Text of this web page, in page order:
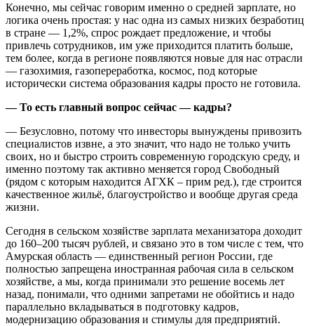
Конечно, мы сейчас говорим именно о средней зарплате, но
логика очень простая: у нас одна из самых низких безработиц
в стране — 1,2%, спрос рождает предложение, и чтобы
привлечь сотрудников, им уже приходится платить больше,
тем более, когда в регионе появляются новые для нас отрасли
— газохимия, газопереработка, космос, под которые
исторически система образования кадры просто не готовила.
— То есть главный вопрос сейчас — кадры?
— Безусловно, потому что инвесторы вынуждены привозить
специалистов извне, а это значит, что надо не только учить
своих, но и быстро строить современную городскую среду, и
именно поэтому так активно меняется город Свободный
(рядом с которым находится АГХК – прим ред.), где строится
качественное жильё, благоустройство и вообще другая среда
жизни.
Сегодня в сельском хозяйстве зарплата механизатора доходит
до 160–200 тысяч рублей, и связано это в том числе с тем, что
Амурская область — единственный регион России, где
полностью запрещена иностранная рабочая сила в сельском
хозяйстве, а мы, когда принимали это решение восемь лет
назад, понимали, что одними запретами не обойтись и надо
параллельно вкладываться в подготовку кадров,
модернизацию образования и стимулы для предприятий.